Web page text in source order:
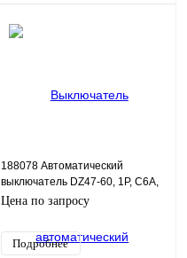
188078 Автоматический
выключатель DZ47-60, 1P, C6А,
4,5 кА, 1М
Цена по запросу
Подробнее